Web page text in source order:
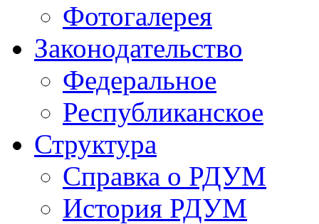
Фотогалерея
Законодательство
Федеральное
Республиканское
Структура
Справка о РДУМ
История РДУМ